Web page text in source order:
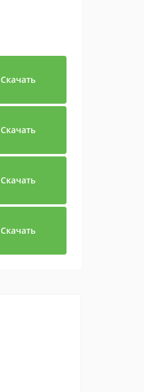
Скачать
Скачать
Скачать
Скачать